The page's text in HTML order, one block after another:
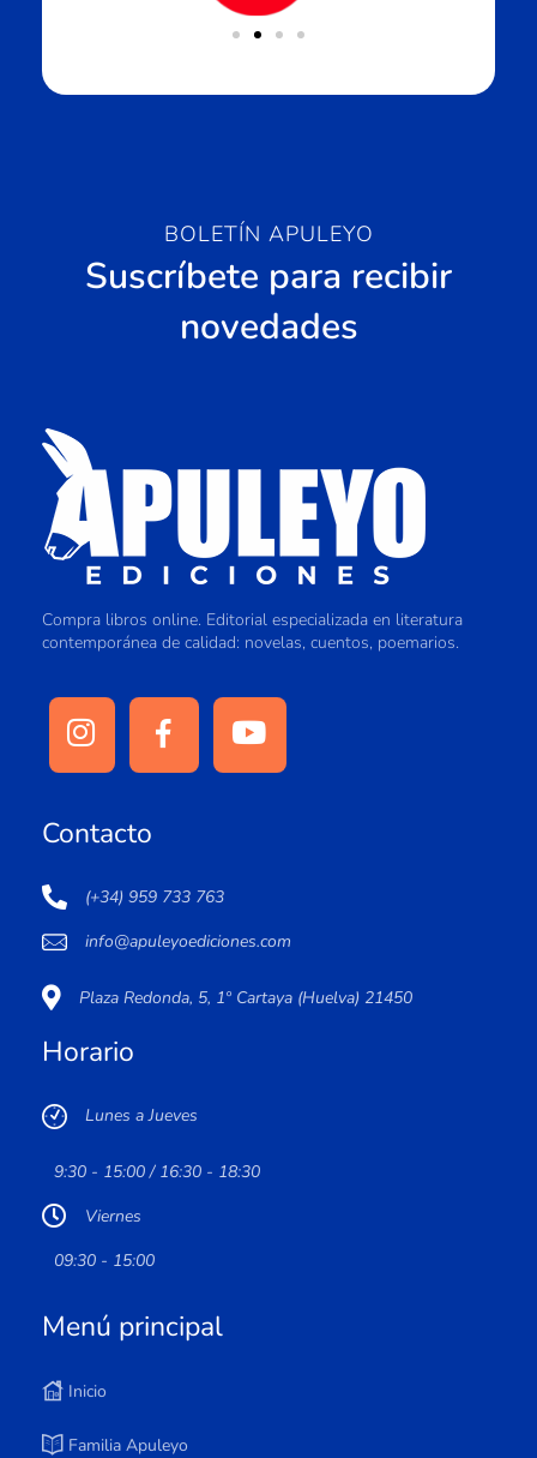
BOLETÍN APULEYO
Suscríbete para recibir
novedades
Compra libros online. Editorial especializada en literatura
contemporánea de calidad: novelas, cuentos, poemarios.
Contacto
(+34) 959 733 763
info@apuleyoediciones.com
Plaza Redonda, 5, 1º Cartaya (Huelva) 21450
Horario
Lunes a Jueves
9:30 - 15:00 / 16:30 - 18:30
Viernes
09:30 - 15:00
Menú principal
Inicio
Familia Apuleyo